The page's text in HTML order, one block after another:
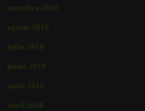
setembro 2018
agosto 2018
julho 2018
junho 2018
maio 2018
abril 2018